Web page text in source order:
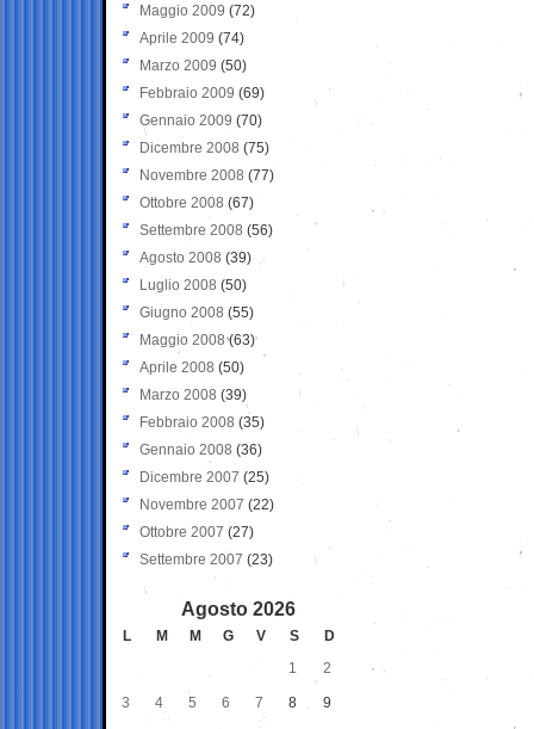
Maggio 2009 (72)
Aprile 2009 (74)
Marzo 2009 (50)
Febbraio 2009 (69)
Gennaio 2009 (70)
Dicembre 2008 (75)
Novembre 2008 (77)
Ottobre 2008 (67)
Settembre 2008 (56)
Agosto 2008 (39)
Luglio 2008 (50)
Giugno 2008 (55)
Maggio 2008(63)
Aprile 2008 (50)
Marzo 2008 (39)
Febbraio 2008 (35)
Gennaio 2008 (36)
Dicembre 2007 (25)
Novembre 2007 (22)
Ottobre 2007 (27)
Settembre 2007 (23)
Agosto 2026
L M M G V S
D
1
2
3 4 5 6 7 8 9